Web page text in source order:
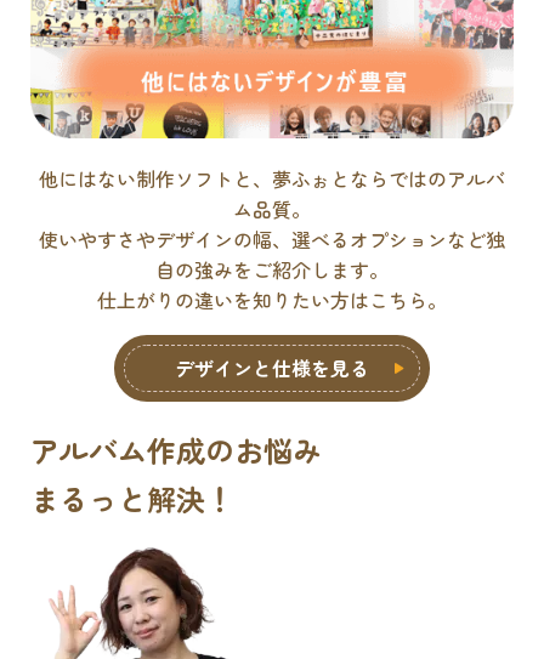
他にはない制作ソフトと、夢ふぉとならではのアルバ
ム品質。
使いやすさやデザインの幅、選べるオプションなど独
自の強みをご紹介します。
仕上がりの違いを知りたい方はこちら。
デザインと仕様を見る
アルバム作成のお悩み
まるっと解決 ！